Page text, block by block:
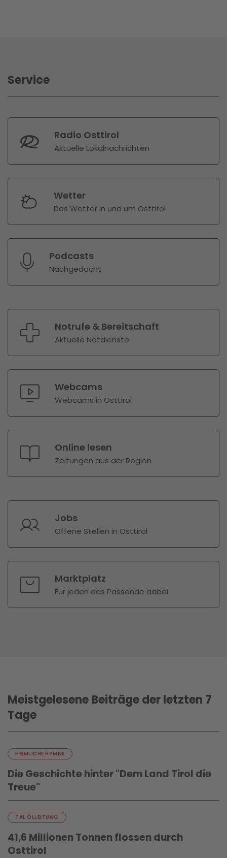
Service
Radio Osttirol
Aktuelle Lokalnachrichten
Wetter
Das Wetter in und um Osttirol
Podcasts
Nachgedacht
Notrufe & Bereitschaft
Aktuelle Notdienste
Webcams
Webcams in Osttirol
Online lesen
Zeitungen aus der Region
Jobs
Offene Stellen in Osttirol
Marktplatz
Für jeden das Passende dabei
Meistgelesene Beiträge der letzten 7
Tage
HEIMLICHE HYMNE
Die Geschichte hinter "Dem Land Tirol die
Treue"
TAL ÖLLEITUNG
41,6 Millionen Tonnen flossen durch
Osttirol